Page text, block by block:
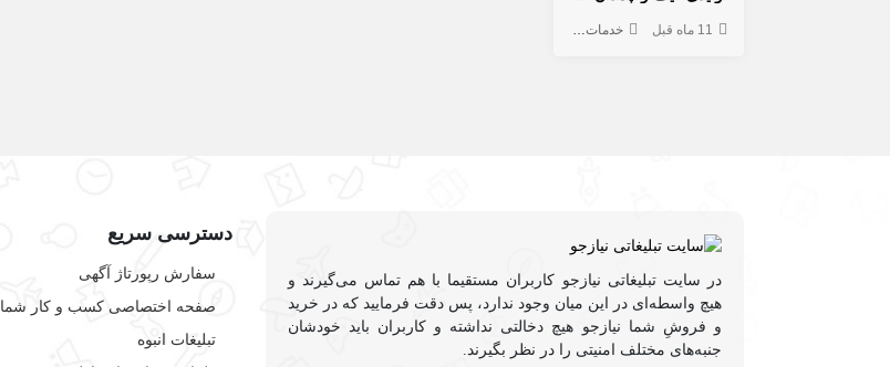
11 ماه قبل خدمات
در سایت تبلیغاتی نیازجو کاربران مستقیما با هم تماس می‌گیرند و
هیچ واسطه‌ای در این میان وجود ندارد، پس دقت فرمایید که در خرید
و فروشِ شما نیازجو هیچ دخالتی نداشته و کاربران باید خودشان
جنبه‌های مختلف امنیتی را در نظر بگیرند.
دسترسی سریع
سفارش رپورتاژ آگهی
صفحه اختصاصی کسب و کار شما
تبلیغات انبوه